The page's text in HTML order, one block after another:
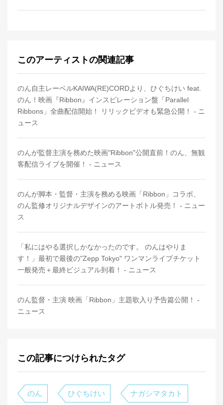
このアーティストの関連記事
のん自主レーベルKAIWA(RE)CORDより、ひぐちけい feat.
のん！映画『Ribbon』インスピレーション盤「Parallel
Ribbons」全曲配信開始！ リリックビデオも緊急公開！ - ニ
ュース
のんが監督主演を務めた映画"Ribbon"公開直前！のん、無観
客配信ライブを開催！ - ニュース
のんが脚本・監督・主演を務める映画「Ribbon」コラボ、
のん監修オリジナルデザインのアートボトル発売！ - ニュー
ス
「私にはやる選択しかなかったのです。 のんはやりま
す！」最初で最後の"Zepp Tokyo" ワンマンライブチケット
一般発売＋最終ビジュアル到着！ - ニュース
のん監督・主演 映画「Ribbon」主題歌入り予告篇公開！ -
ニュース
この記事につけられたタグ
のん ひぐちけい ナガシマタカト